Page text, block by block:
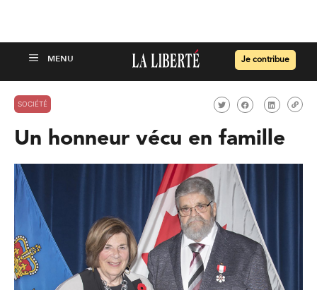
Je contribue
SOCIÉTÉ
Un honneur vécu en famille